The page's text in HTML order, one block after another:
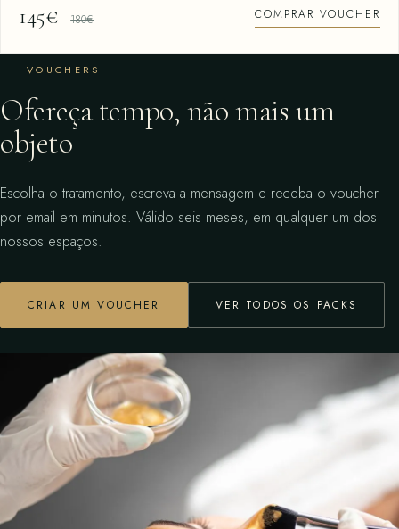
145€ 180€ COMPRAR VOUCHER
VOUCHERS
Ofereça tempo, não mais um
objeto
Escolha o tratamento, escreva a mensagem e receba o voucher
por email em minutos. Válido seis meses, em qualquer um dos
nossos espaços.
CRIAR UM VOUCHER VER TODOS OS PACKS